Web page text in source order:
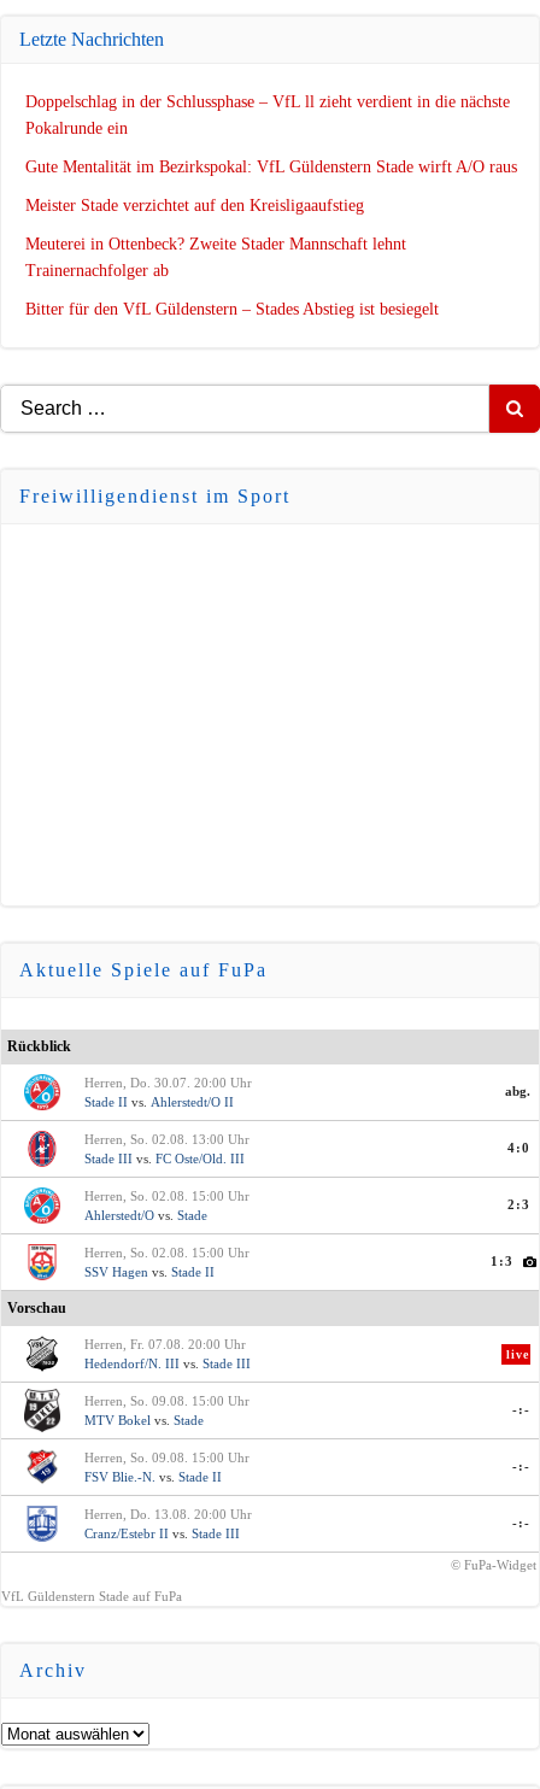
Letzte Nachrichten
Doppelschlag in der Schlussphase – VfL ll zieht verdient in die nächste
Pokalrunde ein
Gute Mentalität im Bezirkspokal: VfL Güldenstern Stade wirft A/O raus
Meister Stade verzichtet auf den Kreisligaaufstieg
Meuterei in Ottenbeck? Zweite Stader Mannschaft lehnt
Trainernachfolger ab
Bitter für den VfL Güldenstern – Stades Abstieg ist besiegelt
Search
for:
Freiwilligendienst im Sport
Aktuelle Spiele auf FuPa
Rückblick
Herren, Do. 30.07. 20:00 Uhr
Stade II vs. Ahlerstedt/O II
abg.
Herren, So. 02.08. 13:00 Uhr
Stade III vs. FC Oste/Old. III
4:0
Herren, So. 02.08. 15:00 Uhr
Ahlerstedt/O vs. Stade
2:3
Herren, So. 02.08. 15:00 Uhr
SSV Hagen vs. Stade II
1:3
Vorschau
Herren, Fr. 07.08. 20:00 Uhr
Hedendorf/N. III vs. Stade III
live
Herren, So. 09.08. 15:00 Uhr
MTV Bokel vs. Stade
-:-
Herren, So. 09.08. 15:00 Uhr
FSV Blie.-N. vs. Stade II
-:-
Herren, Do. 13.08. 20:00 Uhr
Cranz/Estebr II vs. Stade III
-:-
© FuPa-Widget
VfL Güldenstern Stade auf FuPa
Archiv
Archiv